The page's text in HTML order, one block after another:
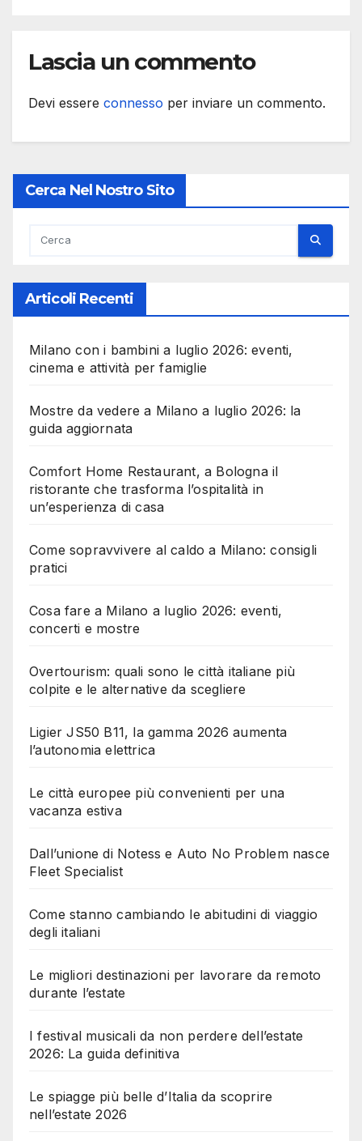
Lascia un commento
Devi essere connesso per inviare un commento.
Cerca Nel Nostro Sito
Articoli Recenti
Milano con i bambini a luglio 2026: eventi,
cinema e attività per famiglie
Mostre da vedere a Milano a luglio 2026: la
guida aggiornata
Comfort Home Restaurant, a Bologna il
ristorante che trasforma l’ospitalità in
un’esperienza di casa
Come sopravvivere al caldo a Milano: consigli
pratici
Cosa fare a Milano a luglio 2026: eventi,
concerti e mostre
Overtourism: quali sono le città italiane più
colpite e le alternative da scegliere
Ligier JS50 B11, la gamma 2026 aumenta
l’autonomia elettrica
Le città europee più convenienti per una
vacanza estiva
Dall’unione di Notess e Auto No Problem nasce
Fleet Specialist
Come stanno cambiando le abitudini di viaggio
degli italiani
Le migliori destinazioni per lavorare da remoto
durante l’estate
I festival musicali da non perdere dell’estate
2026: La guida definitiva
Le spiagge più belle d’Italia da scoprire
nell’estate 2026